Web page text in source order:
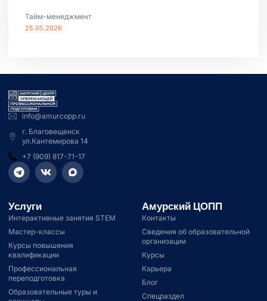
Тайм-менеджмент
25.05.2026
info@amurcopp.ru
г. Благовещенск
ул.Кантемирова 14
+7 (909) 817-71-17
Услуги
Интерактивные занятия STEM
Мастер-классы
Курсы повышения
квалификации
Профессиональная
переподготовка
Образовательные туры и
Амурский ЦОПП
Контакты
Сведения об образовательной
организации
Курсы
Карьера
Блог
Спецраздел